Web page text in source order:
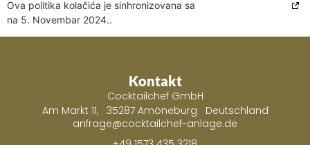
Ova politika kolačića je sinhronizovana sa
na 5. Novembar 2024..
Kontakt
Cocktailchef GmbH
Am Markt 11, 35287 Amöneburg Deutschland
anfrage@cocktailchef-anlage.de